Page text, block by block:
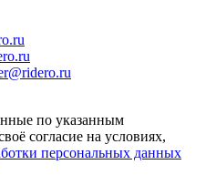
по указанным
согласие на условиях,
персональных данных